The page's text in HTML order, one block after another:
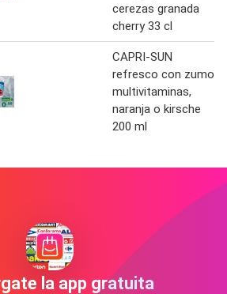
cerezas granada
cherry 33 cl
CAPRI-SUN
refresco con zumo
multivitaminas,
naranja o kirsche
200 ml
la app gratuita